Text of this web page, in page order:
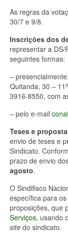
As regras da
30/7 e 9/8.
Inscrições dos
representar a
seguintes formas:
–
Quitanda, 30 –
3916-8550, com
– pelo e-mail
Teses e
envio de teses e
Sindicato.
prazo de envio
agosto.
O Sindifisco
específica para
proposições, que
Serviços, usando
site do sindicato.